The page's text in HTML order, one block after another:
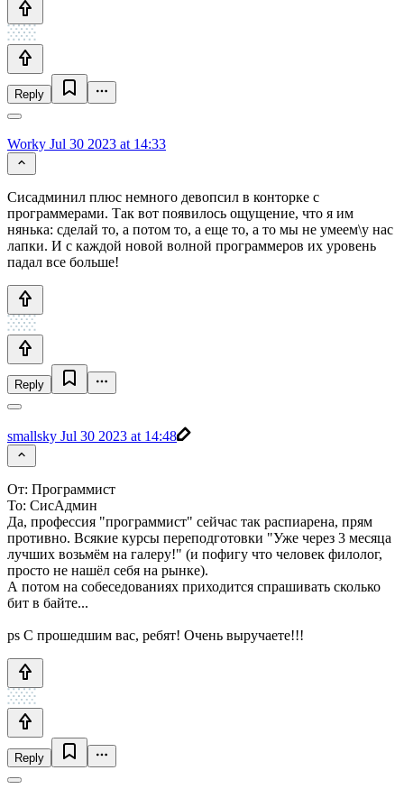
Reply
Worky Jul 30 2023 at 14:33
Сисадминил плюс немного девопсил в конторке с
программерами. Так вот появилось ощущение, что я им
нянька: сделай то, а потом то, а еще то, а то мы не умеем\у нас
лапки. И с каждой новой волной программеров их уровень
падал все больше!
Reply
smallsky Jul 30 2023 at 14:48
От: Программист
То: СисАдмин
Да, профессия "программист" сейчас так распиарена, прям
противно. Всякие курсы переподготовки "Уже через 3 месяца
лучших возьмём на галеру!" (и пофигу что человек филолог,
просто не нашёл себя на рынке).
А потом на собеседованиях приходится спрашивать сколько
бит в байте...
ps С прошедшим вас, ребят! Очень выручаете!!!
Reply